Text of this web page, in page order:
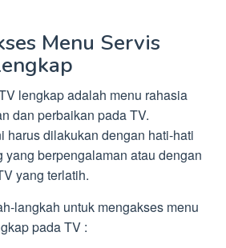
Menu Servis
lengkap adalah menu rahasia
dan perbaikan pada TV.
harus dilakukan dengan hati-hati
yang berpengalaman atau dengan
yang terlatih.
langkah untuk mengakses menu
pada TV :